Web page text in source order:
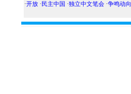
·开放 · 民主中国 ·独立中文笔会 ·争鸣动向